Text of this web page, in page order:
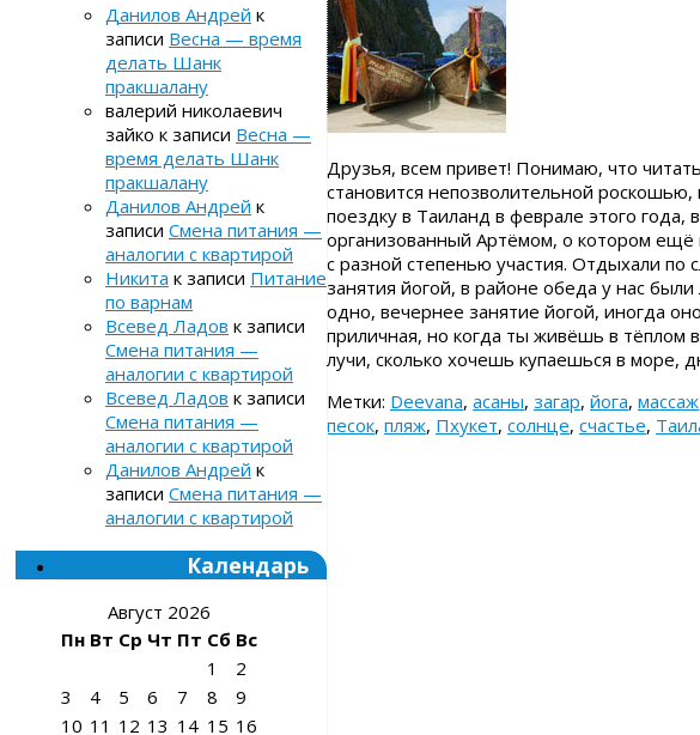
Друзья, всем привет! Понимаю, что
становится непозволительной
поездку в Таиланд в феврале этого
организованный Артёмом, о котором ещё
с разной степенью участия. Отдыхали
занятия йогой, в районе обеда у нас
одно, вечернее занятие йогой, иногда
приличная, но когда ты живёшь в
лучи, сколько хочешь купаешься в
Метки: Deevana, асаны, загар, йога, массаж
песок, пляж, Пхукет, солнце, счастье,
Данилов Андрей к
записи Весна — время
делать Шанк
пракшалану
валерий николаевич
зайко к записи Весна —
время делать Шанк
пракшалану
Данилов Андрей к
записи Смена питания —
аналогии с квартирой
Никита к записи Питание
по варнам
Всевед Ладов к записи
Смена питания —
аналогии с квартирой
Всевед Ладов к записи
Смена питания —
аналогии с квартирой
Данилов Андрей к
записи Смена питания —
аналогии с квартирой
Календарь
Август 2026
Пн Вт Ср Чт Пт Сб Вс
1
2
3
4 5 6 7 8
9
10 11 12 13 14 15 16